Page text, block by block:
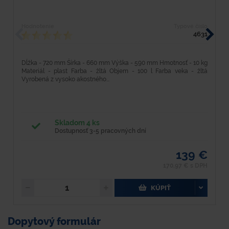
4631
Dĺžka - 720 mm Šírka - 660 mm Výška - 590 mm Hmotnosť - 10 kg
Materiál - plast Farba - žltá Objem - 100 l Farba veka - žltá
Vyrobená z vysoko akostného...
Skladom 4 ks
Dostupnosť 3-5 pracovných dní
139 €
KÚPIŤ
Dopytový formulár